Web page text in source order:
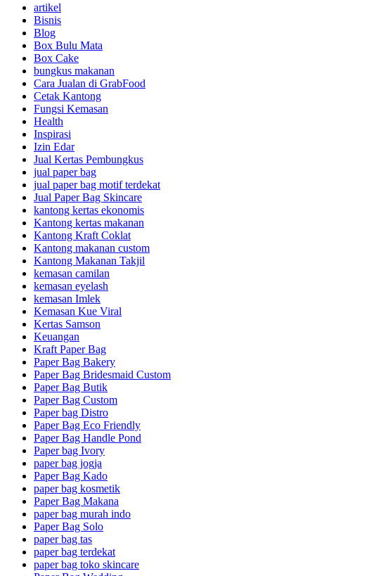
artikel
Bisnis
Blog
Box Bulu Mata
Box Cake
bungkus makanan
Cara Jualan di GrabFood
Cetak Kantong
Fungsi Kemasan
Health
Inspirasi
Izin Edar
Jual Kertas Pembungkus
jual paper bag
jual paper bag motif terdekat
Jual Paper Bag Skincare
kantong kertas ekonomis
Kantong kertas makanan
Kantong Kraft Coklat
Kantong makanan custom
Kantong Makanan Takjil
kemasan camilan
kemasan eyelash
kemasan Imlek
Kemasan Kue Viral
Kertas Samson
Keuangan
Kraft Paper Bag
Paper Bag Bakery
Paper Bag Bridesmaid Custom
Paper Bag Butik
Paper Bag Custom
Paper bag Distro
Paper Bag Eco Friendly
Paper Bag Handle Pond
Paper bag Ivory
paper bag jogja
Paper Bag Kado
paper bag kosmetik
Paper Bag Makana
paper bag murah indo
Paper Bag Solo
paper bag tas
paper bag terdekat
paper bag toko skincare